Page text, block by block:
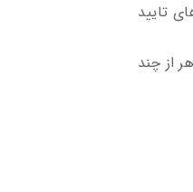
تایید
از چند